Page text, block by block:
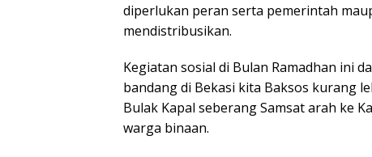
diperlukan peran serta pemerintah
mendistribusikan.
Kegiatan sosial di Bulan Ramadhan ini
bandang di Bekasi kita Baksos kurang
Bulak Kapal seberang Samsat arah ke
warga binaan.